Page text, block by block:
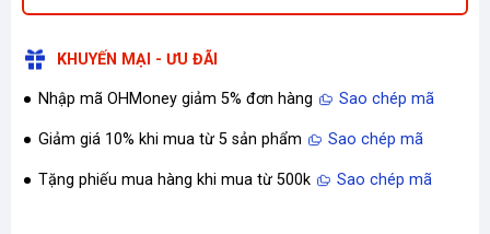
KHUYẾN MẠI - ƯU ĐÃI
Nhập mã OHMoney giảm 5% đơn hàng Sao chép mã
Giảm giá 10% khi mua từ 5 sản phẩm Sao chép mã
Tặng phiếu mua hàng khi mua từ 500k Sao chép mã